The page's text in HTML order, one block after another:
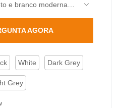
e branco moderna
LED pode
para o(s)
parede.
AGORA
White Dark Grey
Grey